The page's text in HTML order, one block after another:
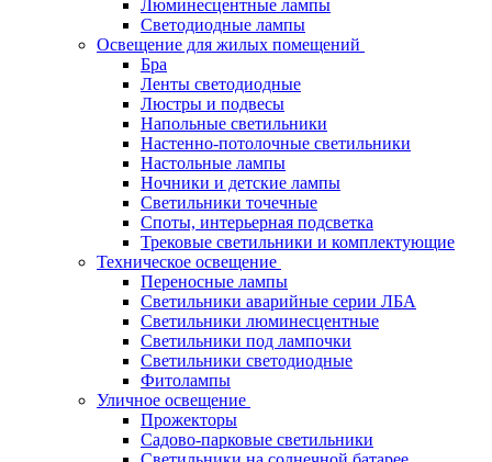
Люминесцентные лампы
Светодиодные лампы
Освещение для жилых помещений
Бра
Ленты светодиодные
Люстры и подвесы
Напольные светильники
Настенно-потолочные светильники
Настольные лампы
Ночники и детские лампы
Светильники точечные
Споты, интерьерная подсветка
Трековые светильники и комплектующие
Техническое освещение
Переносные лампы
Светильники аварийные серии ЛБА
Светильники люминесцентные
Светильники под лампочки
Светильники светодиодные
Фитолампы
Уличное освещение
Прожекторы
Садово-парковые светильники